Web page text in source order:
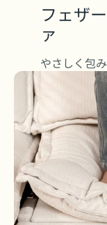
フェザ
ァ
やさしく包